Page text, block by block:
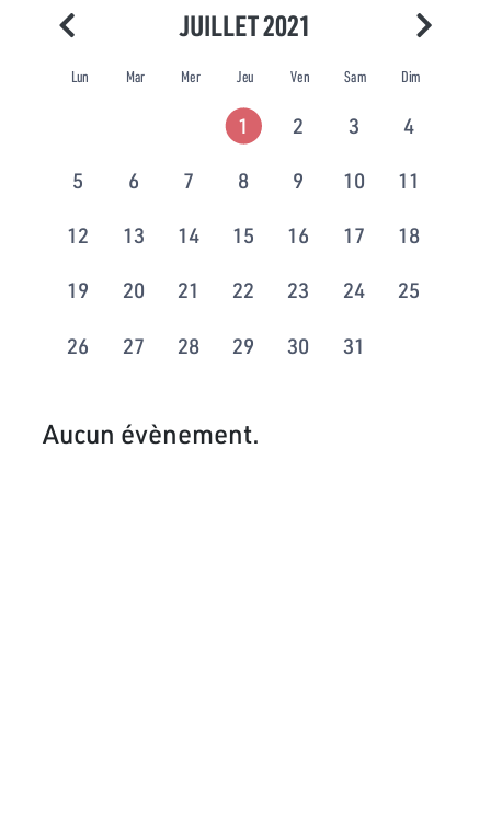
JUILLET 2021
Lun Mar Mer Jeu Ven Sam Dim
1 2 3 4
5 6 7 8 9 10 11
12 13 14 15 16 17 18
19 20 21 22 23 24 25
26 27 28 29 30 31
Aucun évènement.